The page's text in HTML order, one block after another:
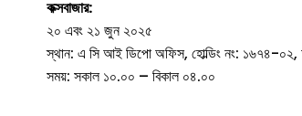
কক্সবাজার:
২০ এবং ২১ জুন ২০২৫
স্থান: এ সি আই ডিপো অফিস, হোল্ডিং নং: ১৬৭৪-০২,
সময়: সকাল ১০.০০ – বিকাল ০৪.০০